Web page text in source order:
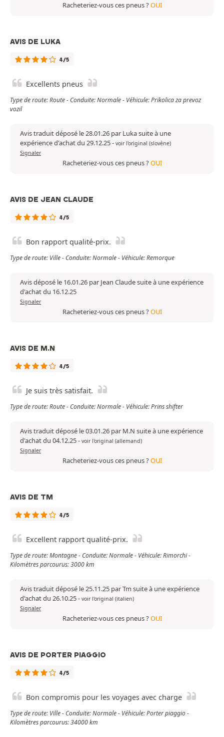
Racheteriez-vous ces pneus ?OUI
AVIS DE LUKA
4/5
Excellents pneus
Type de route: Route - Conduite: Normale - Véhicule: Prikolica za prevoz
vozil
Avis traduit déposé le 28.01.26 par Luka suite à une
expérience d'achat du 29.12.25- voir l'original (slovène)
Signaler
Racheteriez-vous ces pneus ?OUI
AVIS DE JEAN CLAUDE
4/5
Bon rapport qualité-prix.
Type de route: Ville - Conduite: Normale - Véhicule: Remorque
Avis déposé le 16.01.26 par Jean Claude suite à une expérience
d'achat du 16.12.25
Signaler
Racheteriez-vous ces pneus ?OUI
AVIS DE M.N
4/5
Je suis très satisfait.
Type de route: Route - Conduite: Normale - Véhicule: Prins shifter
Avis traduit déposé le 03.01.26 par M.N suite à une expérience
d'achat du 04.12.25- voir l'original (allemand)
Signaler
Racheteriez-vous ces pneus ?OUI
AVIS DE TM
4/5
Excellent rapport qualité-prix.
Type de route: Montagne - Conduite: Normale - Véhicule: Rimorchi -
Kilomètres parcourus: 3000 km
Avis traduit déposé le 25.11.25 par Tm suite à une expérience
d'achat du 26.10.25- voir l'original (italien)
Signaler
Racheteriez-vous ces pneus ?OUI
AVIS DE PORTER PIAGGIO
4/5
Bon compromis pour les voyages avec charge
Type de route: Ville - Conduite: Normale - Véhicule: Porter piaggio -
Kilomètres parcourus: 34000 km